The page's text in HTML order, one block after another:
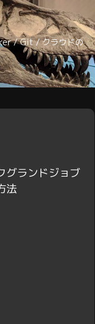
/ Git / クラウドの
グランドジョブ
法